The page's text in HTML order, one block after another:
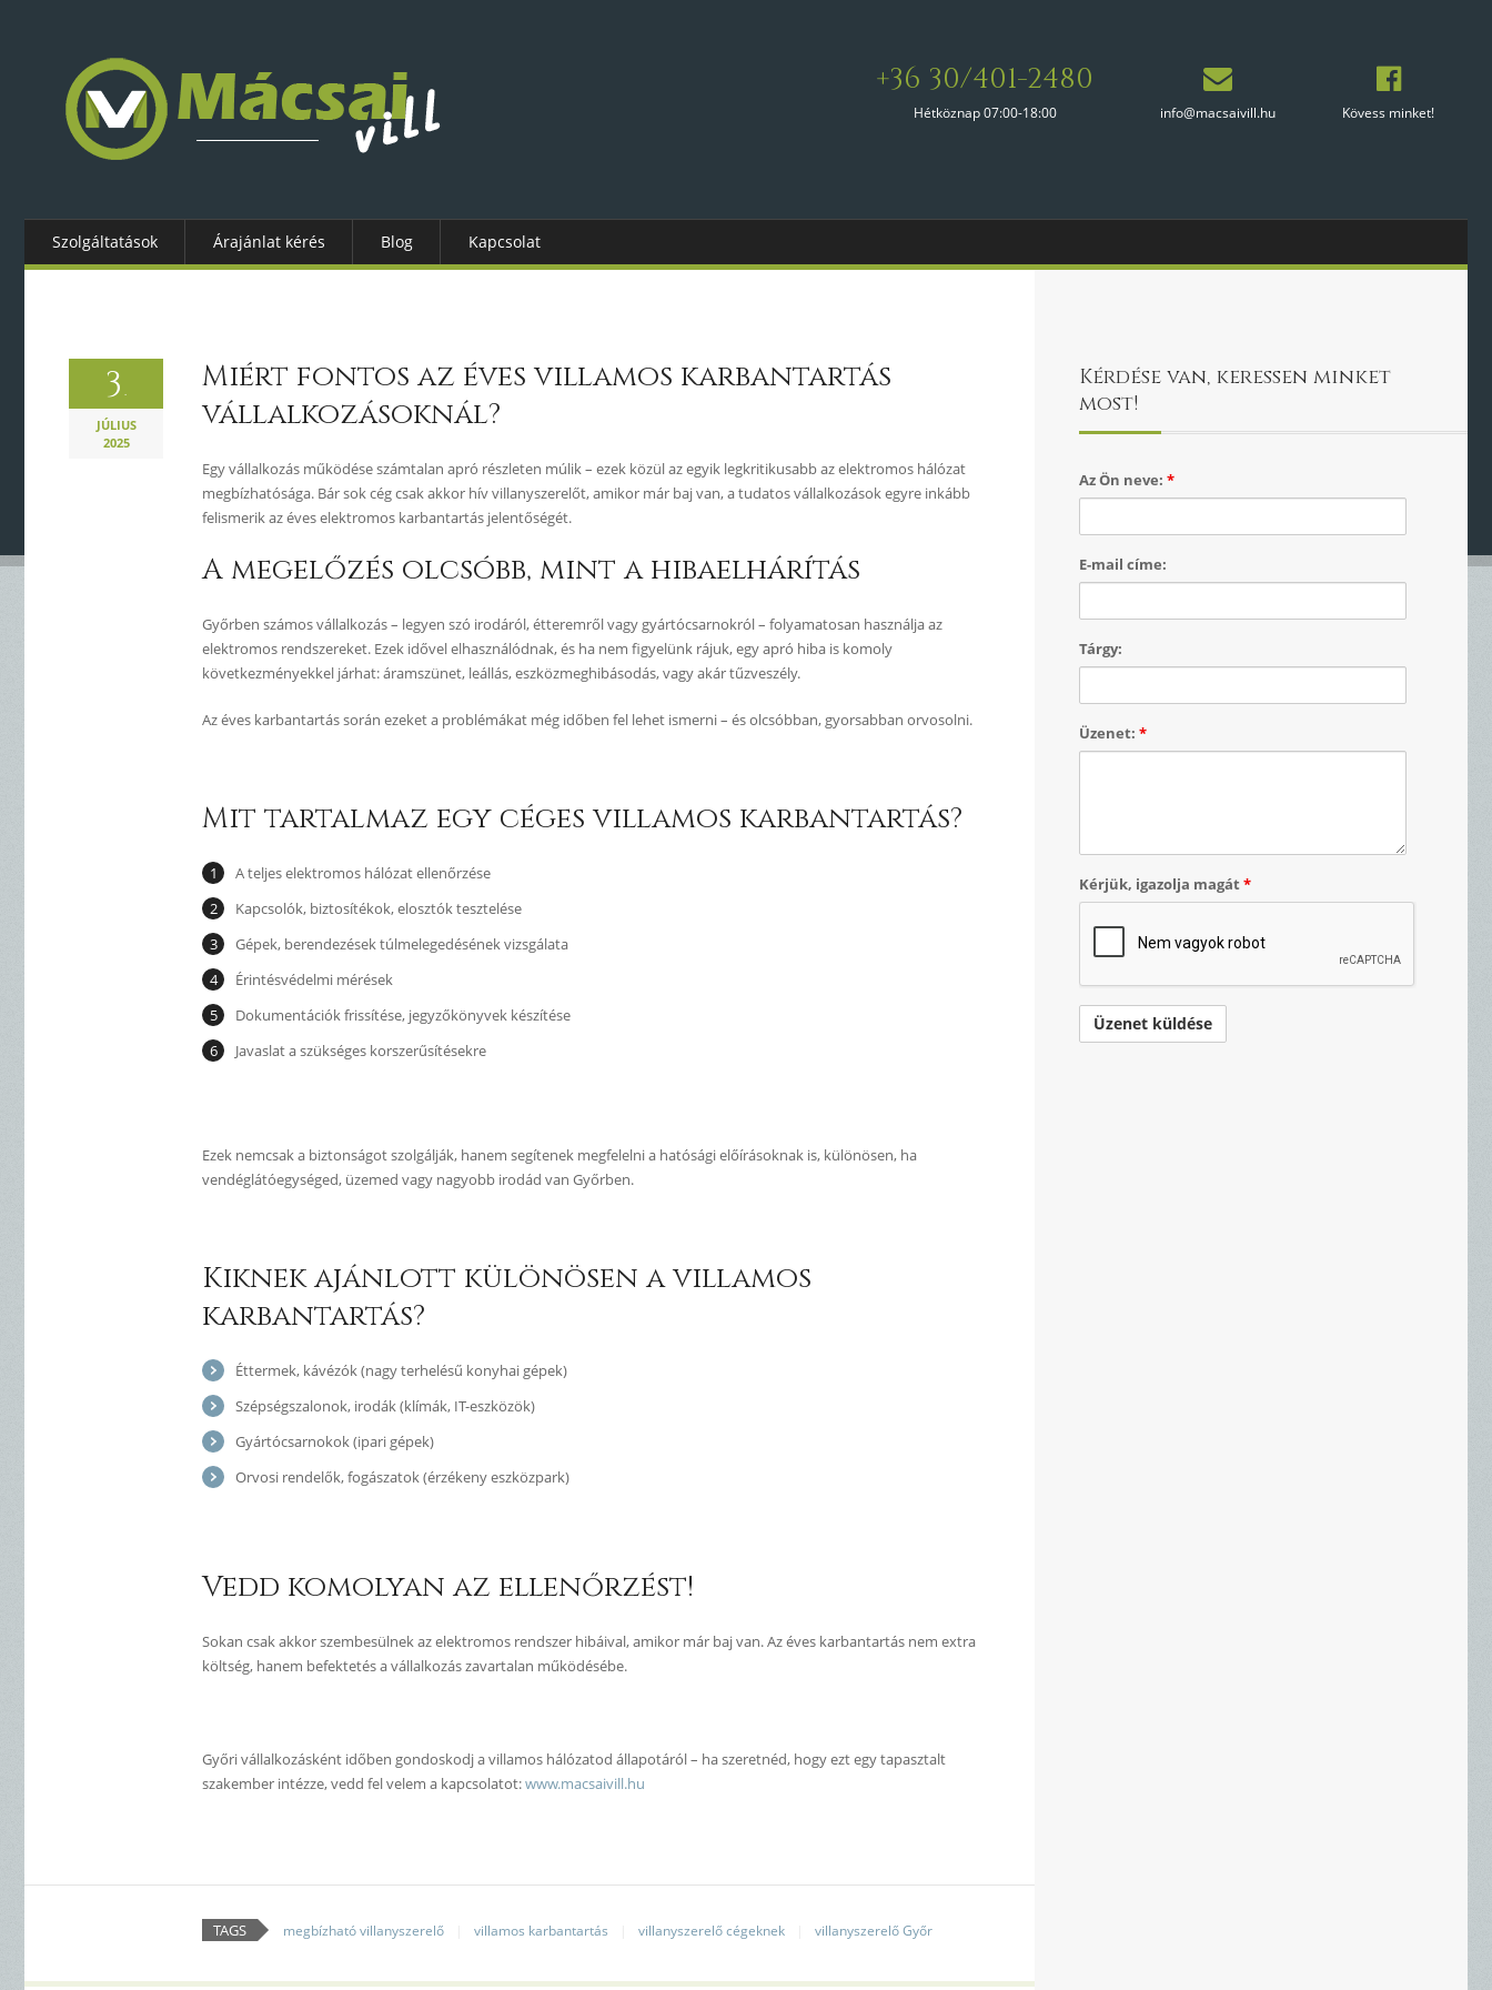
+36 30/401-2480
Hétköznap 07:00-18:00 info@macsaivill.hu Kövess minket!
Szolgáltatások Árajánlat kérés Blog Kapcsolat
3 .
JÚLIUS
2025
Miért fontos az éves villamos karbantartás
vállalkozásoknál?
Egy vállalkozás működése számtalan apró részleten múlik – ezek közül az egyik legkritikusabb az elektromos hálózat
megbízhatósága. Bár sok cég csak akkor hív villanyszerelőt, amikor már baj van, a tudatos vállalkozások egyre inkább
felismerik az éves elektromos karbantartás jelentőségét.
A megelőzés olcsóbb, mint a hibaelhárítás
Győrben számos vállalkozás – legyen szó irodáról, étteremről vagy gyártócsarnokról – folyamatosan használja az
elektromos rendszereket. Ezek idővel elhasználódnak, és ha nem figyelünk rájuk, egy apró hiba is komoly
következményekkel járhat: áramszünet, leállás, eszközmeghibásodás, vagy akár tűzveszély.
Az éves karbantartás során ezeket a problémákat még időben fel lehet ismerni – és olcsóbban, gyorsabban orvosolni.
Mit tartalmaz egy céges villamos karbantartás?
A teljes elektromos hálózat ellenőrzése
Kapcsolók, biztosítékok, elosztók tesztelése
Gépek, berendezések túlmelegedésének vizsgálata
Érintésvédelmi mérések
Dokumentációk frissítése, jegyzőkönyvek készítése
Javaslat a szükséges korszerűsítésekre
Ezek nemcsak a biztonságot szolgálják, hanem segítenek megfelelni a hatósági előírásoknak is, különösen, ha
vendéglátóegységed, üzemed vagy nagyobb irodád van Győrben.
Kiknek ajánlott különösen a villamos
karbantartás?
Éttermek, kávézók (nagy terhelésű konyhai gépek)
Szépségszalonok, irodák (klímák, IT-eszközök)
Gyártócsarnokok (ipari gépek)
Orvosi rendelők, fogászatok (érzékeny eszközpark)
Vedd komolyan az ellenőrzést!
Sokan csak akkor szembesülnek az elektromos rendszer hibáival, amikor már baj van. Az éves karbantartás nem extra
költség, hanem befektetés a vállalkozás zavartalan működésébe.
Győri vállalkozásként időben gondoskodj a villamos hálózatod állapotáról – ha szeretnéd, hogy ezt egy tapasztalt
szakember intézze, vedd fel velem a kapcsolatot:www.macsaivill.hu
TAGS megbízható villanyszerelő villamos karbantartás villanyszerelő cégeknek villanyszerelő Győr
Kérdése van, keressen minket
most!
Az Ön neve: *
E-mail címe:
Tárgy:
Üzenet: *
Kérjük, igazolja magát*